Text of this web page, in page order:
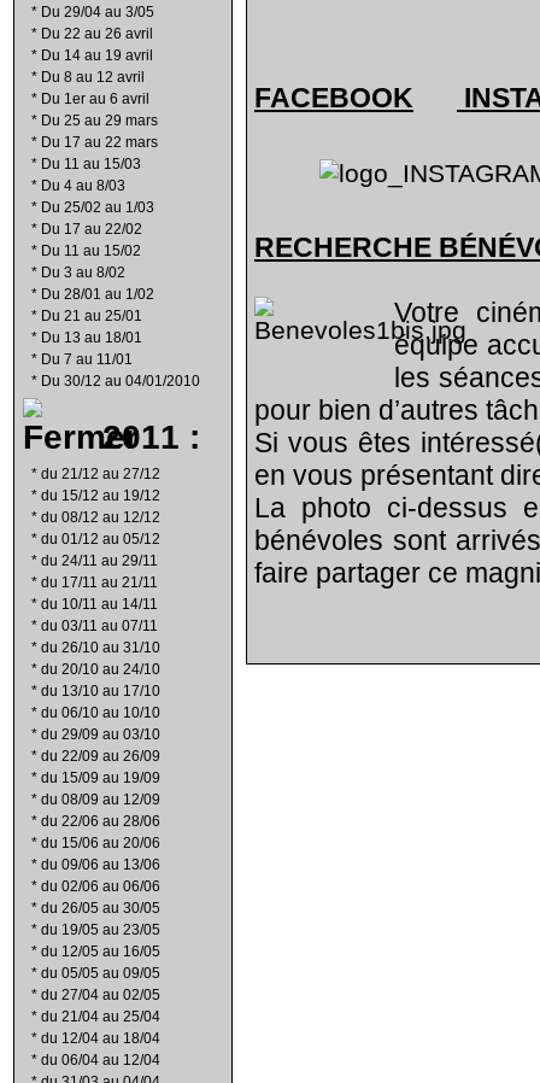
* Du 29/04 au 3/05
* Du 22 au 26 avril
* Du 14 au 19 avril
* Du 8 au 12 avril
* Du 1er au 6 avril
* Du 25 au 29 mars
* Du 17 au 22 mars
* Du 11 au 15/03
* Du 4 au 8/03
* Du 25/02 au 1/03
* Du 17 au 22/02
* Du 11 au 15/02
* Du 3 au 8/02
* Du 28/01 au 1/02
* Du 21 au 25/01
* Du 13 au 18/01
* Du 7 au 11/01
* Du 30/12 au 04/01/2010
2011 :
* du 21/12 au 27/12
* du 15/12 au 19/12
* du 08/12 au 12/12
* du 01/12 au 05/12
* du 24/11 au 29/11
* du 17/11 au 21/11
* du 10/11 au 14/11
* du 03/11 au 07/11
* du 26/10 au 31/10
* du 20/10 au 24/10
* du 13/10 au 17/10
* du 06/10 au 10/10
* du 29/09 au 03/10
* du 22/09 au 26/09
* du 15/09 au 19/09
* du 08/09 au 12/09
* du 22/06 au 28/06
* du 15/06 au 20/06
* du 09/06 au 13/06
* du 02/06 au 06/06
* du 26/05 au 30/05
* du 19/05 au 23/05
* du 12/05 au 16/05
* du 05/05 au 09/05
* du 27/04 au 02/05
* du 21/04 au 25/04
* du 12/04 au 18/04
* du 06/04 au 12/04
FACEBOOK
RECHERCHE BÉNÉ
Votre
équipe
les
pour bien d’autres
Si vous êtes
en vous présentant
La photo ci-dessus
bénévoles sont
faire partager ce